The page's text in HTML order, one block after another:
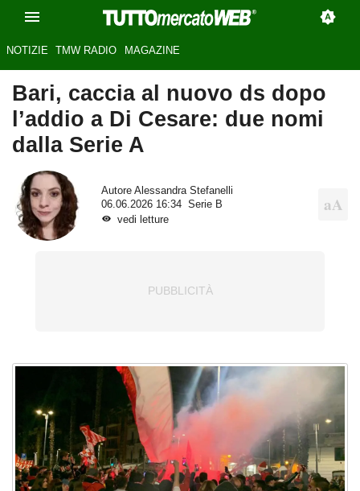
NOTIZIE TMW RADIO MAGAZINE
Bari, caccia al nuovo ds dopo
l’addio a Di Cesare: due nomi
dalla Serie A
Autore Alessandra Stefanelli
06.06.2026 16:34
Serie B
vedi letture